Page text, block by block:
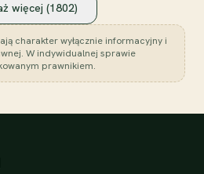
więcej (1802)
charakter wyłącznie informacyjny i
W indywidualnej sprawie
prawnikiem.